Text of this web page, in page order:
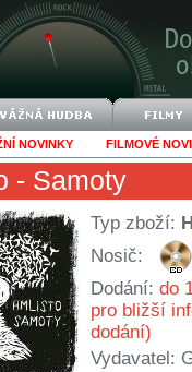
NOVINKY FILMOVÉ
- Samoty
Typ zboží:
Nosič:
Dodání: do
pro bližší
dodání)
Vydavatel: